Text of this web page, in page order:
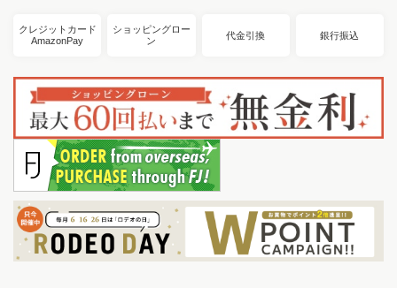
クレジットカード
AmazonPay
ショッピングロー
ン
代金引換 銀行振込